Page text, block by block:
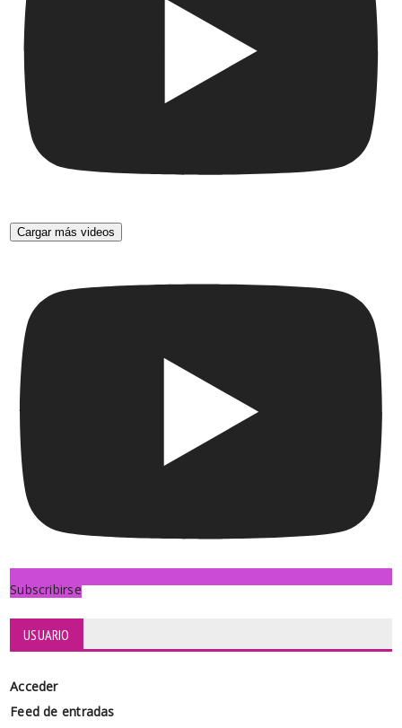
Cargar más videos
Subscribirse
USUARIO
Acceder
Feed de entradas